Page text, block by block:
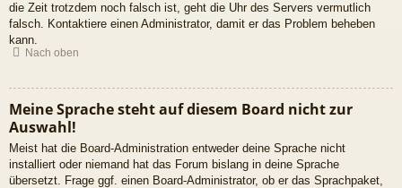
die Zeit trotzdem noch falsch ist, geht die Uhr des Servers vermutlich
falsch. Kontaktiere einen Administrator, damit er das Problem beheben
kann.
Nach oben
Meine Sprache steht auf diesem Board nicht zur
Auswahl!
Meist hat die Board-Administration entweder deine Sprache nicht
installiert oder niemand hat das Forum bislang in deine Sprache
übersetzt. Frage ggf. einen Board-Administrator, ob er das Sprachpaket,